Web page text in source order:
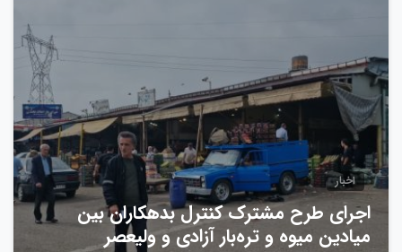
اخبار
اجرای طرح مشترک کنترل بدهکاران بین
میادین میوه و تره‌بار آزادی و ولیعصر